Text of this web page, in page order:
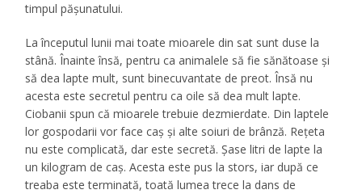
timpul păşunatului.
La începutul lunii mai toate mioarele din sat sunt duse la
stână. Înainte însă, pentru ca animalele să fie sănătoase şi
să dea lapte mult, sunt binecuvantate de preot. Însă nu
acesta este secretul pentru ca oile să dea mult lapte.
Ciobanii spun că mioarele trebuie dezmierdate. Din laptele
lor gospodarii vor face caş şi alte soiuri de brânză. Reţeta
nu este complicată, dar este secretă. Şase litri de lapte la
un kilogram de caş. Acesta este pus la stors, iar după ce
treaba este terminată, toată lumea trece la dans de